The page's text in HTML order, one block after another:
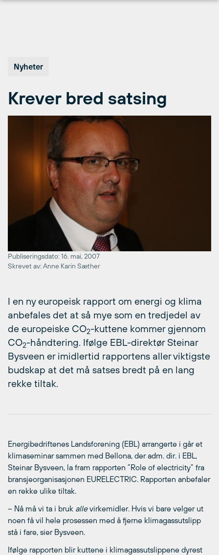
Nyheter
Krever bred satsing
Publiseringsdato: 16. mai, 2007
Skrevet av: Anne Karin Sæther
I en ny europeisk rapport om energi og klima
anbefales det at så mye som en tredjedel av
de europeiske CO2-kuttene kommer gjennom
CO2-håndtering. Ifølge EBL-direktør Steinar
Bysveen er imidlertid rapportens aller viktigste
budskap at det må satses bredt på en lang
rekke tiltak.
Energibedriftenes Landsforening (EBL) arrangerte i går et
klimaseminar sammen med Bellona, der adm. dir. i EBL,
Steinar Bysveen, la fram rapporten ”Role of electricity” fra
bransjeorganisasjonen EURELECTRIC. Rapporten anbefaler
en rekke ulike tiltak.
– Nå må vi ta i bruk allevirkemidler. Hvis vi bare velger ut
noen få vil hele prosessen med å fjerne klimagassutslipp
stå i fare, sier Bysveen.
Ifølge rapporten blir kuttene i klimagassutslippene dyrest